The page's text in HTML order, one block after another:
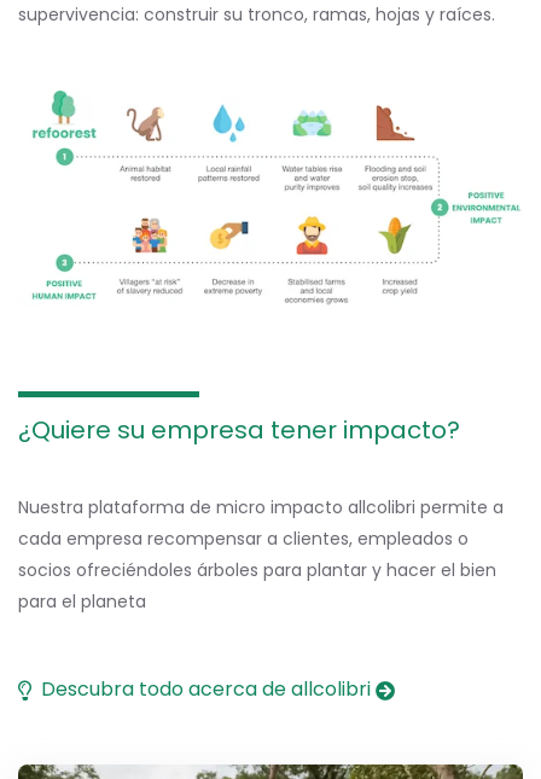
supervivencia: construir su tronco, ramas, hojas y raíces.
¿Quiere su empresa tener impacto?
Nuestra plataforma de micro impacto allcolibri permite a
cada empresa recompensar a clientes, empleados o
socios ofreciéndoles árboles para plantar y hacer el bien
para el planeta
Descubra todo acerca de allcolibri